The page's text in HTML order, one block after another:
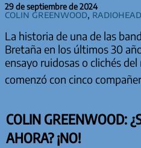
29 de septiembre de 2024
Colin Greenwood, Radiohead
La historia de una de las
Bretaña en los últimos 30
ensayo ruidosas o clichés
comenzó con cinco
COLIN GREENWOOD:
AHORA? ¡NO!